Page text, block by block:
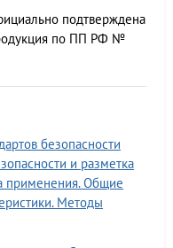
подтверждена
по ПП РФ №
безопасности
и разметка
применения. Общие
Методы